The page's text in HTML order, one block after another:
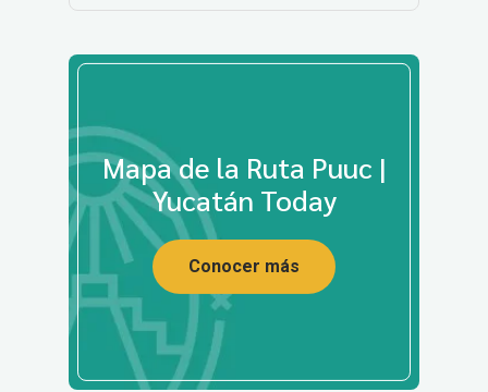
Mapa de la Ruta Puuc |
Yucatán Today
Conocer más